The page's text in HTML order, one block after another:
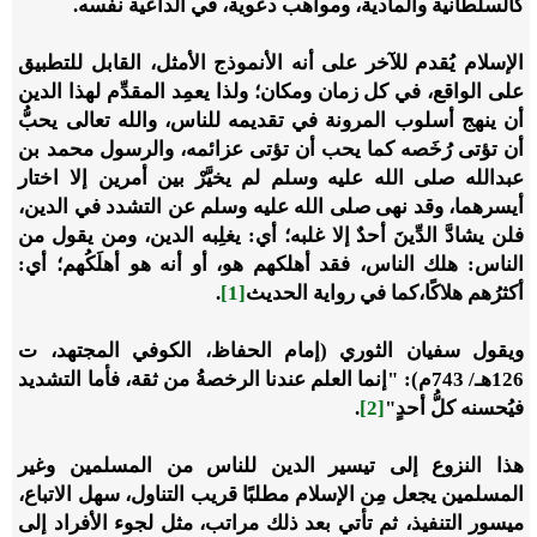
كالسلطانية والمادية، ومواهب دعوية، في الداعية نفسه.
الإسلام يُقدم للآخر على أنه الأنموذج الأمثل، القابل للتطبيق
على الواقع، في كل زمان ومكان؛ ولذا يعمِد المقدِّم لهذا الدين
أن ينهج أسلوب المرونة في تقديمه للناس، والله تعالى يحبُّ
أن تؤتى رُخَصه كما يحب أن تؤتى عزائمه، والرسول محمد بن
عبدالله صلى الله عليه وسلم لم يخيَّرْ بين أمرين إلا اختار
أيسرهما، وقد نهى صلى الله عليه وسلم عن التشدد في الدين،
فلن يشادَّ الدِّينَ أحدٌ إلا غلبه؛ أي: يغلِبه الدين، ومن يقول من
الناس: هلك الناس، فقد أهلكهم هو، أو أنه هو أهلَكُهم؛ أي:
أكثرُهم هلاكًا،كما في رواية الحديث[1]
.
ويقول سفيان الثوري (إمام الحفاظ، الكوفي المجتهد، ت
126هـ/ 743م): "إنما العلم عندنا الرخصةُ من ثقة، فأما التشديد
فيُحسنه كلُّ أحدٍ"[2]
.
هذا النزوع إلى تيسير الدين للناس من المسلمين وغير
المسلمين يجعل مِن الإسلام مطلبًا قريب التناول، سهل الاتباع،
ميسور التنفيذ، ثم تأتي بعد ذلك مراتب، مثل لجوء الأفراد إلى